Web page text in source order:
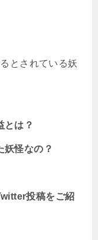
とされている妖
とは？
妖怪なの？
投稿をご紹